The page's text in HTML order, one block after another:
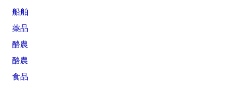
船舶
薬品
酪農
酪農
食品